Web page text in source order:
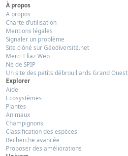
À propos
A propos
Charte d’utilisation
Mentions légales
Signaler un problème
Site clôné sur Géodiversité.net
Merci Eliaz Web
Né de SPIP
Un site des petits débrouillards Grand Ouest
Explorer
Aide
Ecosystèmes
Plantes
Animaux
Champignons
Classification des espèces
Recherche avancée
Proposer des améliorations